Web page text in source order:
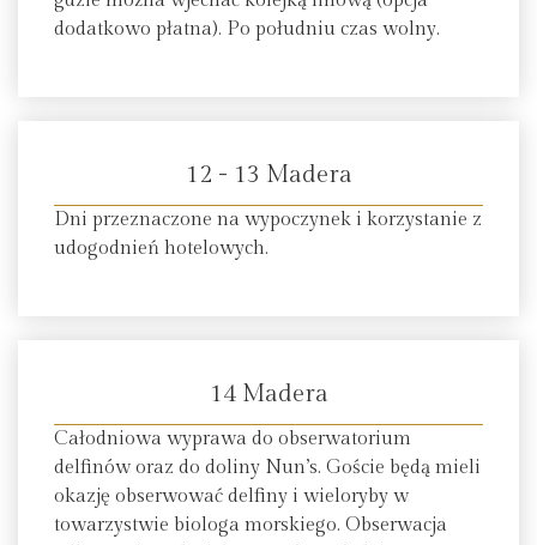
dodatkowo płatna). Po południu czas wolny.
12 - 13 Madera
Dni przeznaczone na wypoczynek i korzystanie z
udogodnień hotelowych.
14 Madera
Całodniowa wyprawa do obserwatorium
delfinów oraz do doliny Nun’s. Goście będą mieli
okazję obserwować delfiny i wieloryby w
towarzystwie biologa morskiego. Obserwacja